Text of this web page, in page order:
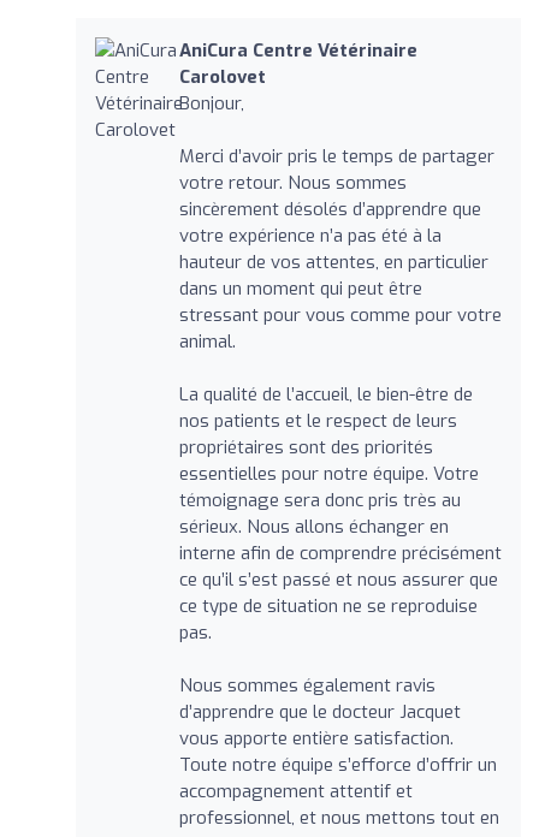
AniCura Centre Vétérinaire
Carolovet
Bonjour,
Merci d’avoir pris le temps de partager
votre retour. Nous sommes
sincèrement désolés d’apprendre que
votre expérience n’a pas été à la
hauteur de vos attentes, en particulier
dans un moment qui peut être
stressant pour vous comme pour votre
animal.
La qualité de l’accueil, le bien-être de
nos patients et le respect de leurs
propriétaires sont des priorités
essentielles pour notre équipe. Votre
témoignage sera donc pris très au
sérieux. Nous allons échanger en
interne afin de comprendre précisément
ce qu’il s’est passé et nous assurer que
ce type de situation ne se reproduise
pas.
Nous sommes également ravis
d’apprendre que le docteur Jacquet
vous apporte entière satisfaction.
Toute notre équipe s’efforce d’offrir un
accompagnement attentif et
professionnel, et nous mettons tout en